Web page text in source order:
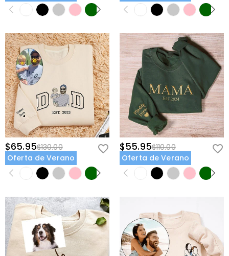
$65.95$130.00
Oferta de Verano
$55.95$110.00
Oferta de Verano